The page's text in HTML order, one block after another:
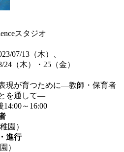
スタジオ
07/13（木）、
24（木）・25（金）
現が育つために—教師・保育者
を通して—
14:00～16:00
園）
進行
）